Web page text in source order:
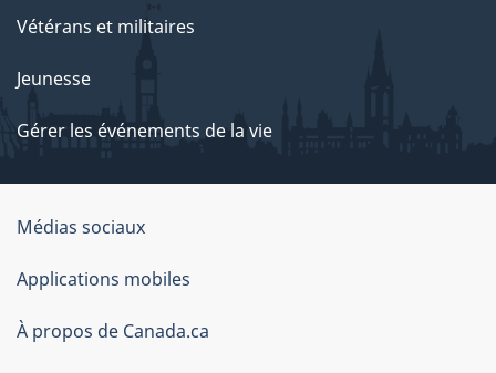
Vétérans et militaires
Jeunesse
Gérer les événements de la vie
Organisation
du
gouvernement
du
Médias sociaux
Applications mobiles
À propos de Canada.ca